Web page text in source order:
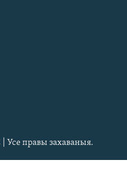
Усе правы захаваныя.